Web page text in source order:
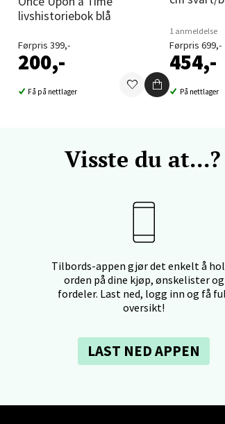
livshistoriebok blå
Førpris 399,-
200,-
Få på nettlager
1 anmeldelse
Førpris 699,-
454,-
På nettlager
Visste du at...?
Tilbords-appen gjør det enkelt å
orden på dine kjøp, ønskelister og
fordeler. Last ned, logg inn og få
oversikt!
LAST NED APPEN
- Thon Senter Orkanger
Orkanger, Orkdalsveien 113, 7300 Orkanger
09-20
7, 1338 Sandvika
- Thon Senter Sartor
12, 5353 Straume